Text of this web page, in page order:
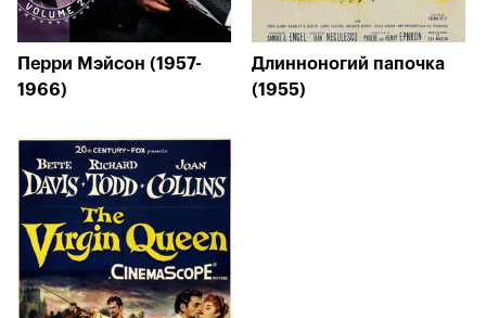
Перри Мэйсон (1957-
1966)
Длинноногий папочка
(1955)